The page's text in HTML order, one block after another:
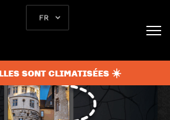
FR
SONT CLIMATISÉES ☀️